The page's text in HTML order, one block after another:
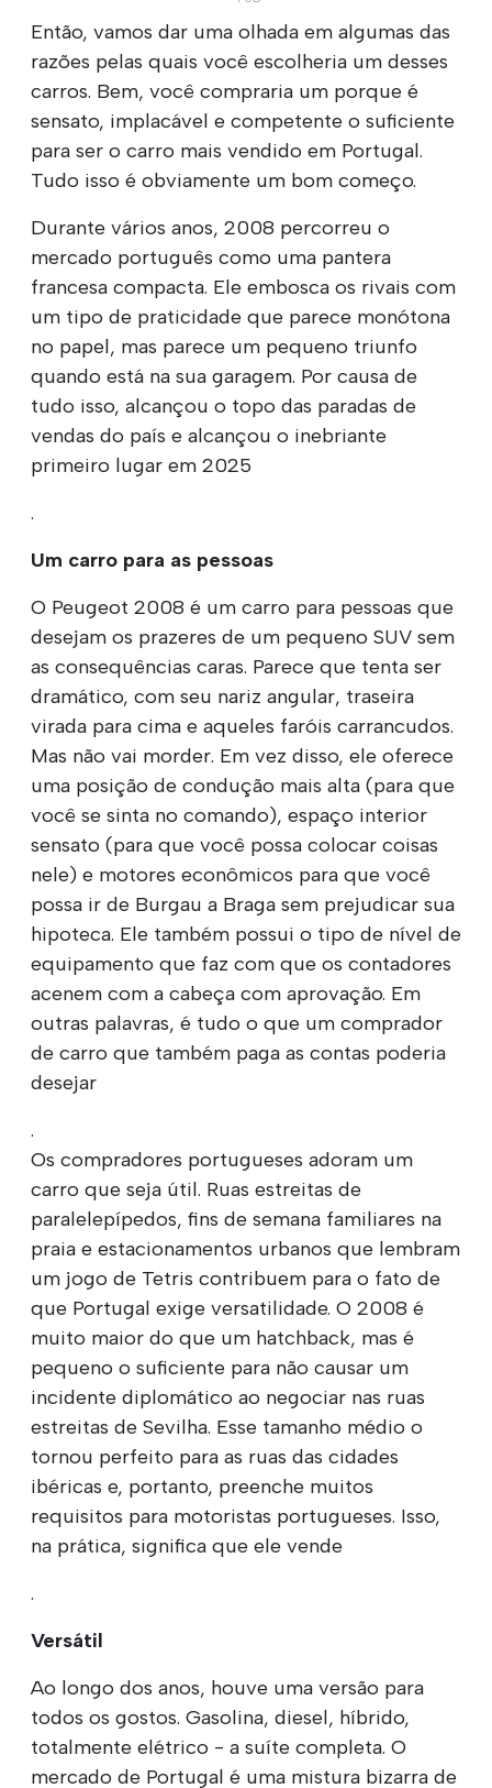
Então, vamos dar uma olhada em algumas das
razões pelas quais você escolheria um desses
carros. Bem, você compraria um porque é
sensato, implacável e competente o suficiente
para ser o carro mais vendido em Portugal.
Tudo isso é obviamente um bom começo.
Durante vários anos, 2008 percorreu o
mercado português como uma pantera
francesa compacta. Ele embosca os rivais com
um tipo de praticidade que parece monótona
no papel, mas parece um pequeno triunfo
quando está na sua garagem. Por causa de
tudo isso, alcançou o topo das paradas de
vendas do país e alcançou o inebriante
primeiro lugar em 2025
.
Um carro para as pessoas
O Peugeot 2008 é um carro para pessoas que
desejam os prazeres de um pequeno SUV sem
as consequências caras. Parece que tenta ser
dramático, com seu nariz angular, traseira
virada para cima e aqueles faróis carrancudos.
Mas não vai morder. Em vez disso, ele oferece
uma posição de condução mais alta (para que
você se sinta no comando), espaço interior
sensato (para que você possa colocar coisas
nele) e motores econômicos para que você
possa ir de Burgau a Braga sem prejudicar sua
hipoteca. Ele também possui o tipo de nível de
equipamento que faz com que os contadores
acenem com a cabeça com aprovação. Em
outras palavras, é tudo o que um comprador
de carro que também paga as contas poderia
desejar
.
Os compradores portugueses adoram um
carro que seja útil. Ruas estreitas de
paralelepípedos, fins de semana familiares na
praia e estacionamentos urbanos que lembram
um jogo de Tetris contribuem para o fato de
que Portugal exige versatilidade. O 2008 é
muito maior do que um hatchback, mas é
pequeno o suficiente para não causar um
incidente diplomático ao negociar nas ruas
estreitas de Sevilha. Esse tamanho médio o
tornou perfeito para as ruas das cidades
ibéricas e, portanto, preenche muitos
requisitos para motoristas portugueses. Isso,
na prática, significa que ele vende
.
Versátil
Ao longo dos anos, houve uma versão para
todos os gostos. Gasolina, diesel, híbrido,
totalmente elétrico - a suíte completa. O
mercado de Portugal é uma mistura bizarra de